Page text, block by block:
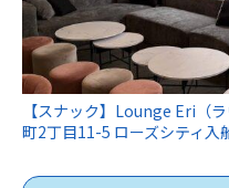
【スナック】Lounge Eri（
町2丁目11-5 ローズシティ